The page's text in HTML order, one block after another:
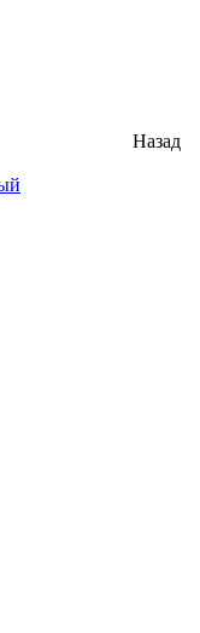
Назад